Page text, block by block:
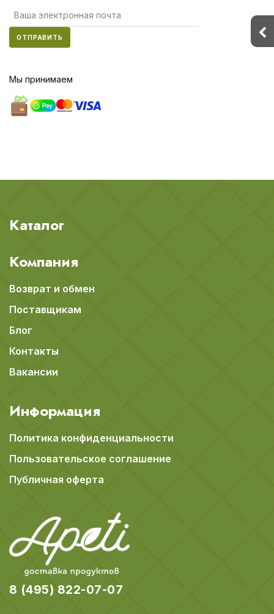
ОТПРАВИТЬ
Мы принимаем
Каталог
Компания
Возврат и обмен
Поставщикам
Блог
Контакты
Вакансии
Информация
Политика конфиденциальности
Пользовательское соглашение
Публичная оферта
8 (495) 822-07-07